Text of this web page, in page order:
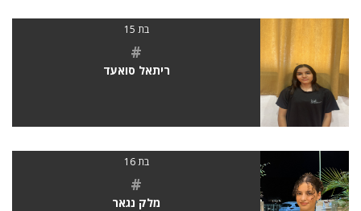
בת 15
#
ריתאל סואעד
בת 16
#
מלק נגאר